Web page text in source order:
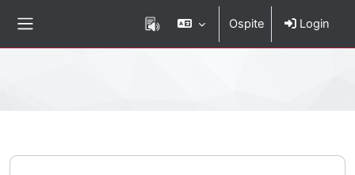
Ospite Login